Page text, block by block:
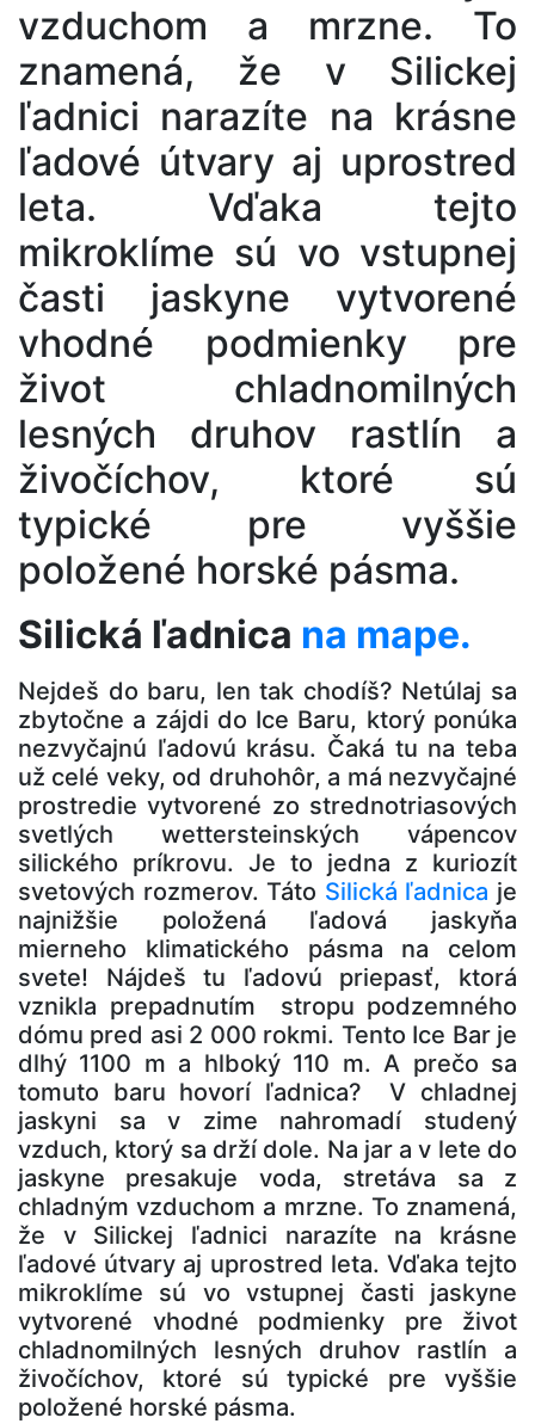
vzduchom a mrzne. To
znamená, že v Silickej
ľadnici narazíte na krásne
ľadové útvary aj uprostred
leta. Vďaka tejto
mikroklíme sú vo vstupnej
časti jaskyne vytvorené
vhodné podmienky pre
život chladnomilných
lesných druhov rastlín a
živočíchov, ktoré sú
typické pre vyššie
položené horské pásma.
Silická ľadnica na mape.
Nejdeš do baru, len tak chodíš? Netúlaj sa
zbytočne a zájdi do Ice Baru, ktorý ponúka
nezvyčajnú ľadovú krásu. Čaká tu na teba
už celé veky, od druhohôr, a má nezvyčajné
prostredie vytvorené zo strednotriasových
svetlých wettersteinských vápencov
silického príkrovu. Je to jedna z kuriozít
svetových rozmerov. Táto Silická ľadnica je
najnižšie položená ľadová jaskyňa
mierneho klimatického pásma na celom
svete! Nájdeš tu ľadovú priepasť, ktorá
vznikla prepadnutím stropu podzemného
dómu pred asi 2 000 rokmi. Tento Ice Bar je
dlhý 1100 m a hlboký 110 m. A prečo sa
tomuto baru hovorí ľadnica? V chladnej
jaskyni sa v zime nahromadí studený
vzduch, ktorý sa drží dole. Na jar a v lete do
jaskyne presakuje voda, stretáva sa z
chladným vzduchom a mrzne. To znamená,
že v Silickej ľadnici narazíte na krásne
ľadové útvary aj uprostred leta. Vďaka tejto
mikroklíme sú vo vstupnej časti jaskyne
vytvorené vhodné podmienky pre život
chladnomilných lesných druhov rastlín a
živočíchov, ktoré sú typické pre vyššie
položené horské pásma.